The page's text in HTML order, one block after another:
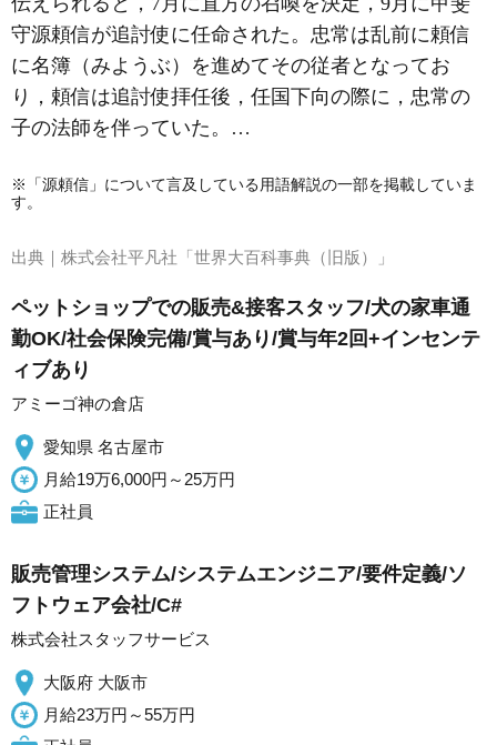
守源頼信が追討使に任命された。忠常は乱前に頼信
に名簿（みようぶ）を進めてその従者となってお
り，頼信は追討使拝任後，任国下向の際に，忠常の
子の法師を伴っていた。…
※「源頼信」について言及している用語解説の一部を掲載していま
す。
出典｜ 株式会社平凡社「世界大百科事典（旧版）」
ペットショップでの販売&接客スタッフ/犬の家車通
勤OK/社会保険完備/賞与あり/賞与年2回+インセンテ
ィブあり
アミーゴ神の倉店
愛知県 名古屋市
月給19万6,000円～25万円
正社員
販売管理システム/システムエンジニア/要件定義/ソ
フトウェア会社/C#
株式会社スタッフサービス
大阪府 大阪市
月給23万円～55万円